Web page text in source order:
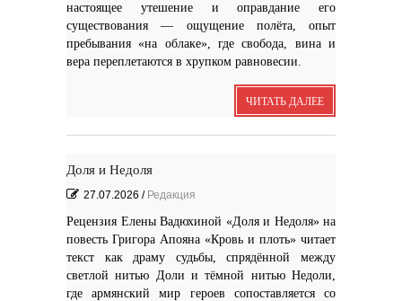
настоящее утешение и оправдание его
существования — ощущение полёта, опыт
пребывания «на облаке», где свобода, вина и
вера переплетаются в хрупком равновесии.
ЧИТАТЬ ДАЛЕЕ
Доля и Недоля
27.07.2026 / Редакция
Рецензия Елены Вадюхиной «Доля и Недоля» на
повесть Григора Апояна «Кровь и плоть» читает
текст как драму судьбы, спрядённой между
светлой нитью Доли и тёмной нитью Недоли,
где армянский мир героев сопоставляется со